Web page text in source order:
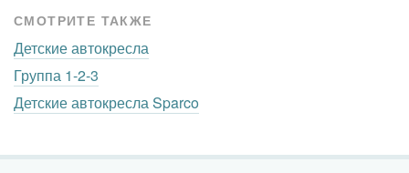
СМОТРИТЕ ТАКЖЕ
Детские автокресла
Группа 1-2-3
Детские автокресла Sparco